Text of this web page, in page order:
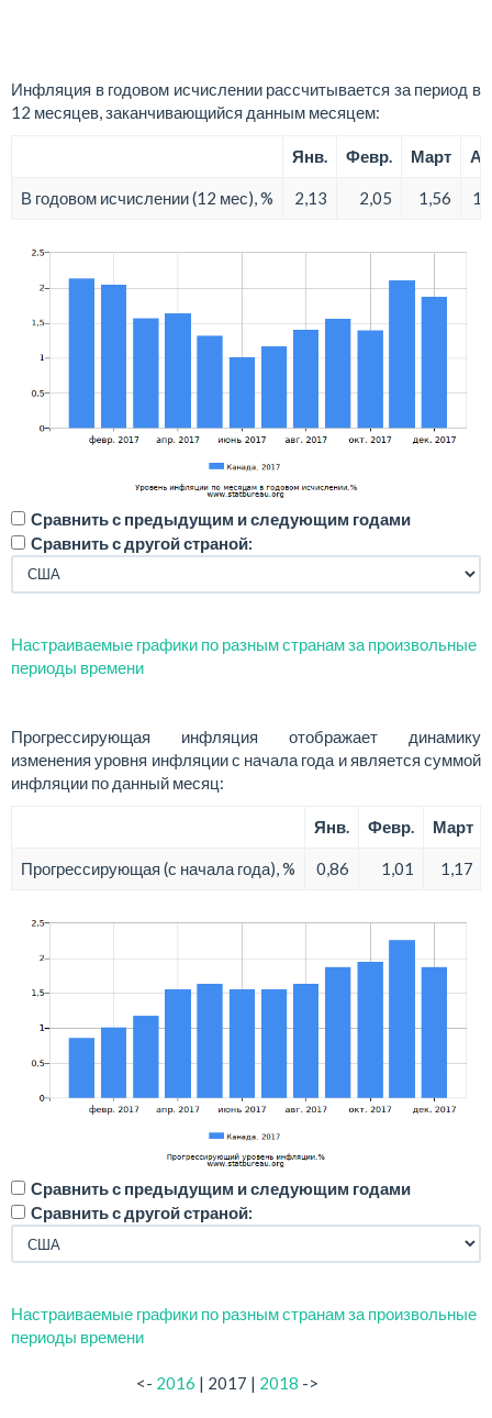
Инфляция в годовом исчислении рассчитывается за период в
12 месяцев, заканчивающийся данным месяцем:
Янв. Февр. Март
В годовом исчислении (12 мес), % 2,13 2,05 1,56
Сравнить с предыдущим и следующим годами
Сравнить с другой страной:
Настраиваемые графики по разным странам за произвольные
периоды времени
Прогрессирующая инфляция отображает динамику
изменения уровня инфляции с начала года и является суммой
инфляции по данный месяц:
Янв. Февр. Март
Прогрессирующая (с начала года), % 0,86 1,01 1,17
Сравнить с предыдущим и следующим годами
Сравнить с другой страной:
Настраиваемые графики по разным странам за произвольные
периоды времени
<- 2016 | 2017 | 2018 ->